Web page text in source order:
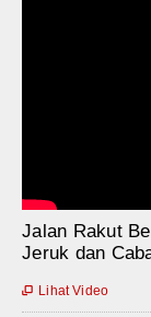
Jalan Rakut
Jeruk dan
 Lihat Video